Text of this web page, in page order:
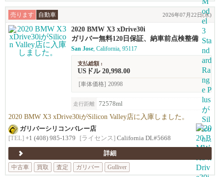
売ります 自動車 2026年07月22日(水)
2020 BMW X3 xDrive30i
ガリバー無料120日保証、納車前点検整備
San Jose, California, 95117
支払総額 :
USドル 20,998.00
[車体価格] 20998
走行距離 72578ml
2020 BMW X3 xDrive30iがSilicon Valley店に入庫しました。
ガリバーシリコンバレー店
[TEL] +1 (408) 985-1379 [ライセンス] California DL#5668
詳細
中古車
買取 査定 ガリバー Gulliver